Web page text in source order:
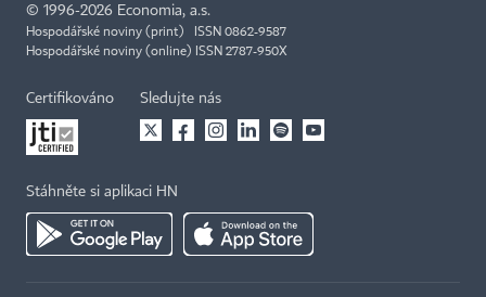
© 1996-2026 Economia, a.s.
Hospodářské noviny (print) ISSN 0862-9587
Hospodářské noviny (online) ISSN 2787-950X
Certifikováno Sledujte nás
Stáhněte si aplikaci HN